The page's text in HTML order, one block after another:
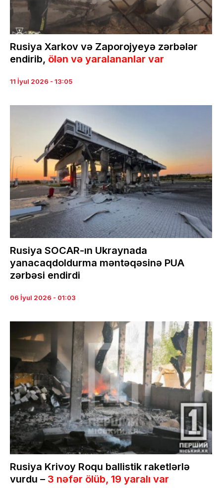
Rusiya Xarkov və Zaporojyeyə zərbələr
endirib, ölən və yaralananlar var
11 İyul 2026 - 13:05
Rusiya SOCAR-ın Ukraynada
yanacaqdoldurma məntəqəsinə PUA
zərbəsi endirdi
06 İyul 2026 - 01:03
Rusiya Krivoy Roqu ballistik raketlərlə
vurdu – 3 nəfər ölüb, 19 yaralı var